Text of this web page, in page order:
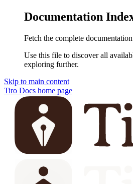
Documentation
Fetch the complete
Use this file to discover all
exploring further.
Skip to main content
Tiro Docs home page